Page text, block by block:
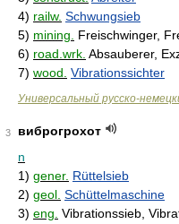
4) railw. Schwungsieb
5) mining.
Freischwinger,
6) road.wrk. Absauberer,
7) wood. Vibrationssichter
Универсальный русско-
3
виброгрохот
n
1) gener. Rüttelsieb
2) geol. Schüttelmaschine
3) eng. Vibrationssieb,